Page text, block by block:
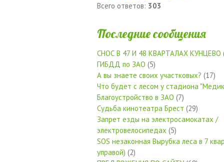
Всего ответов: 303
Последние сообщения
СНОС В 47 И 48 КВАРТАЛАХ КУНЦЕВО
ГИБДД по ЗАО (5)
А вы знаете своих участковых? (17)
Что будет с лесом у стадиона
Благоустройство в ЗАО (7)
Судьба кинотеатра Брест (29)
Запрет езды на электросамокатах /
электровелосипедах (5)
SOS незаконная Вырубка леса в 7
управой) (2)